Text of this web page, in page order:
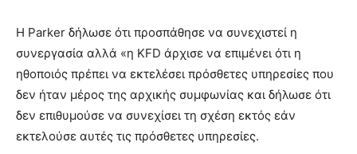
Η Parker δήλωσε ότι προσπάθησε να συνεχιστεί η
συνεργασία αλλά «η KFD άρχισε να επιμένει ότι η
ηθοποιός πρέπει να εκτελέσει πρόσθετες υπηρεσίες που
δεν ήταν μέρος της αρχικής συμφωνίας και δήλωσε ότι
δεν επιθυμούσε να συνεχίσει τη σχέση εκτός εάν
εκτελούσε αυτές τις πρόσθετες υπηρεσίες.